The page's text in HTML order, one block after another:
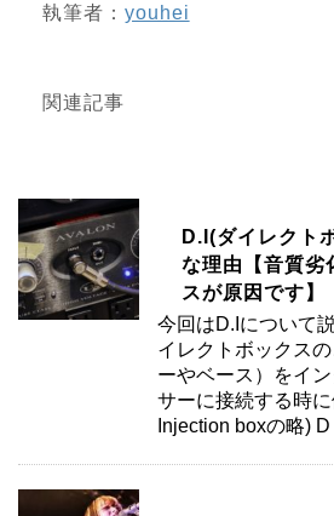
執筆者： youhei
関連記事
D.I(ダイレクト
な理由【音質劣
スが原因です】
今回はD.Iについて
イレクトボックス
ーやベース）をイ
サーに接続する時
Injection boxの略)